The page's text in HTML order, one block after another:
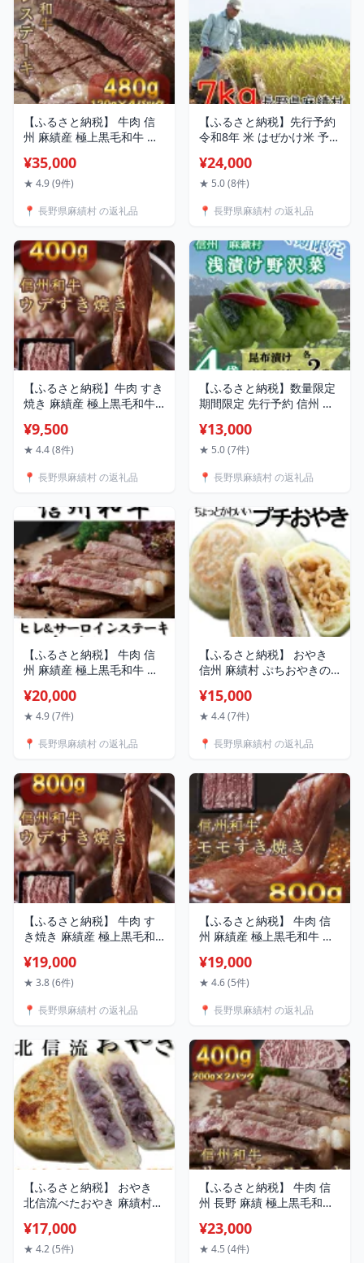
【ふるさと納税】 牛肉 信
州 麻績産 極上黒毛和牛 信
キ 480g 長野 清水牧場
BBQ 120g×4パック 訳あ
¥35,000
★ 4.9 (9件)
📍 長野県麻績村 の返礼品
【ふるさと納税】先行予約
令和8年 米 はぜかけ米 予約
野 麻績村 5kg + 2kg はざか
け米 信州 長野県 麻績 令和
¥24,000
★ 5.0 (8件)
📍 長野県麻績村 の返礼品
【ふるさと納税】牛肉 すき
焼き 麻績産 極上黒毛和牛
き焼き しゃぶしゃぶ 400g
長野 清水牧場 訳あり 緊急
¥9,500
★ 4.4 (8件)
📍 長野県麻績村 の返礼品
【ふるさと納税】数量限定
期間限定 先行予約 信州 麻
わせセット 唐辛子 2セット
昆布 2セット
¥13,000
★ 5.0 (7件)
📍 長野県麻績村 の返礼品
【ふるさと納税】 牛肉 信
州 麻績産 極上黒毛和牛 信
キ サーロインステーキ 食
べ比べセット 320g 長野 清
訳あり 緊急支援品
¥20,000
★ 4.9 (7件)
📍 長野県麻績村 の返礼品
【ふるさと納税】 おやき
信州 麻績村 ぷちおやきの
かぼちゃ 切干大根 ちょう
どいい大きさ 信州匠選
¥15,000
★ 4.4 (7件)
📍 長野県麻績村 の返礼品
【ふるさと納税】 牛肉 す
き焼き 麻績産 極上黒毛和
すき焼き しゃぶしゃぶ
400g×2パック 長野 清水牧
¥19,000
★ 3.8 (6件)
📍 長野県麻績村 の返礼品
【ふるさと納税】 牛肉 信
州 麻績産 極上黒毛和牛 信
き 400g×2パック 長野 清水
牧場 しゃぶしゃぶ すき焼
¥19,000
★ 4.6 (5件)
📍 長野県麻績村 の返礼品
【ふるさと納税】 おやき
北信流べたおやき 麻績村
やき 20個 野沢菜 あんこ な
す かぼちゃ 切干大根 信州
¥17,000
★ 4.2 (5件)
【ふるさと納税】 牛肉 信
州 長野 麻績 極上黒毛和牛
ン ステーキ 200g×2パック
400g 事業者支援品 訳あり
¥23,000
★ 4.5 (4件)